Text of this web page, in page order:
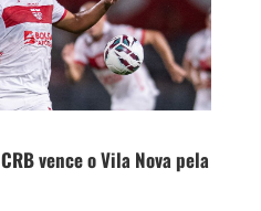
vence o Vila Nova pela